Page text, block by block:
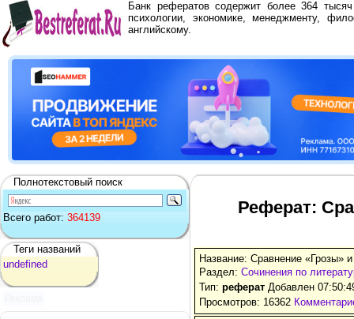
Банк рефератов содержит более 364
психологии, экономике, менеджменту,
английскому.
Полнотекстовый поиск
Всего работ: 364139
Теги названий
undefined
Реферат:
Название: Сравнение «Грозы»
Раздел: Сочинения по
Тип: реферат Добавлен
Просмотров: 16362